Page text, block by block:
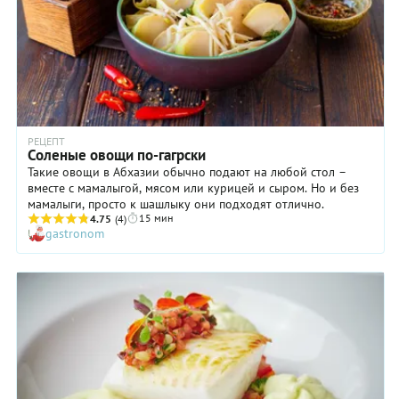
вытянутая,
есть риск,
что она
одеревенела.
В общем,
глядите в
оба и
действуйте
нашему
рецепту.
- создает
особенный
РЕЦЕПТ
Соленые овощи по-гагрски
Такие овощи в Абхазии обычно подают на любой стол –
вместе с мамалыгой, мясом или курицей и сыром. Но и без
мамалыги, просто к шашлыку они подходят отлично.
4.75 (4) 15 мин
gastronom